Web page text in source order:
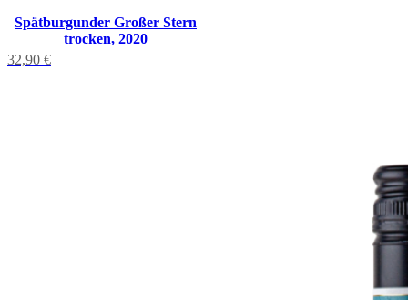
Spätburgunder Großer Stern
trocken, 2020
32,90 €